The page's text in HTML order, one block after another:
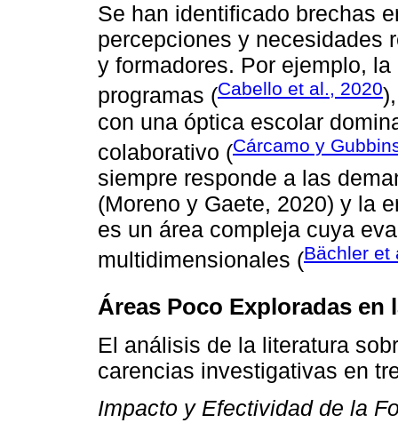
Se han identificado brechas
percepciones y necesidades
y formadores. Por ejemplo,
programas (Cabello et al., 2020
con una óptica escolar
colaborativo (Cárcamo y
siempre responde a las
(Moreno y Gaete, 2020) y la
es un área compleja cuya
multidimensionales (Bächler et
Áreas Poco Exploradas en
El análisis de la literatura
carencias investigativas en
Impacto y Efectividad de la